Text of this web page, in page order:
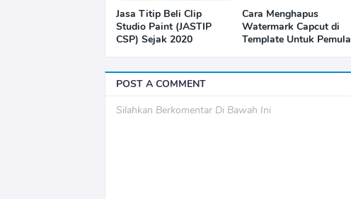
Jasa Titip Beli Clip
Studio Paint (JASTIP
CSP) Sejak 2020
Cara Menghapus
Watermark Capcut di
Template Untuk Pemula
POST A COMMENT
Silahkan Berkomentar Di Bawah Ini